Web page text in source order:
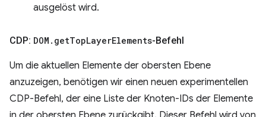
ausgelöst wird.
CDP: DOM . getTopLayerElements-Befehl
Um die aktuellen Elemente der obersten Ebene
anzuzeigen, benötigen wir einen neuen experimentellen
CDP-Befehl, der eine Liste der Knoten-IDs der Elemente